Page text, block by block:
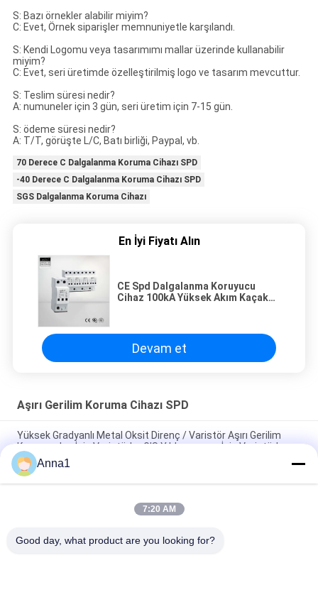
S: Bazı örnekler alabilir miyim?
C: Evet, Örnek siparişler memnuniyetle karşılandı.
S: Kendi Logomu veya tasarımımı mallar üzerinde kullanabilir
miyim?
C: Evet, seri üretimde özelleştirilmiş logo ve tasarım mevcuttur.
S: Teslim süresi nedir?
A: numuneler için 3 gün, seri üretim için 7-15 gün.
S: ödeme süresi nedir?
A: T/T, görüşte L/C, Batı birliği, Paypal, vb.
70 Derece C Dalgalanma Koruma Cihazı SPD
-40 Derece C Dalgalanma Koruma Cihazı SPD
SGS Dalgalanma Koruma Cihazı
En İyi Fiyatı Alın
CE Spd Dalgalanma Koruyucu
Cihaz 100kA Yüksek Akım Kaçak
Devam et
Aşırı Gerilim Koruma Cihazı SPD
Yüksek Gradyanlı Metal Oksit Direnç / Varistör Aşırı Gerilim
Koruyucuları İçin Varistörler GIS Yıldırımsavar İçin Varistörler
Yüksek Performanslı Varistör / Direnç Levhaları Yıldırım
Tutucular İçin
Kırmızı Termoplastik Malzeme Muhafaza Aşırı Gerilim
Anna1
7:20 AM
Good day, what product are you looking for?